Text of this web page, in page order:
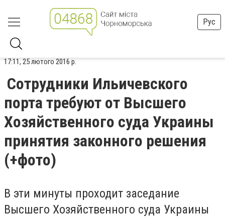
Рус
17:11, 25 лютого 2016 р.
Сотрудники Ильичевского
порта требуют от Высшего
Хозяйственного суда Украины
принятия законного решения
(+фото)
В эти минуты проходит заседание
Высшего Хозяйственного суда Украины